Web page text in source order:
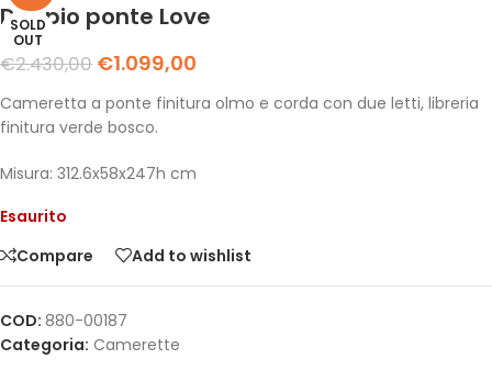
SOLD
OUT
Doppio ponte Love
€2.430,00 €1.099,00
Cameretta a ponte finitura olmo e corda con due letti, libreria
finitura verde bosco.
Misura: 312.6x58x247h cm
Esaurito
Compare
Add to wishlist
COD: 880-00187
Categoria: Camerette